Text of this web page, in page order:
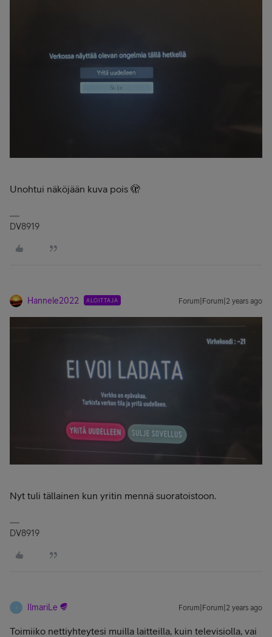
Unohtui näköjään kuva pois 🫣
DV8919
Hannele2022 ALOITTAJA Forum|Forum|2 years ago
Nyt tuli tällainen kun yritin mennä suoratoistoon.
DV8919
IlmariLe Forum|Forum|2 years ago
Toimiiko nettiyhteytesi muilla laitteilla, kuin televisiolla, vai